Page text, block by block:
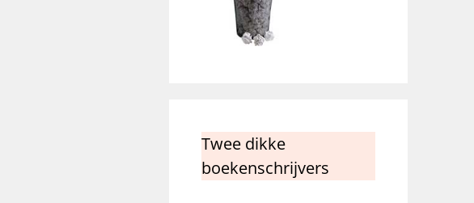
Twee dikke
boekenschrijvers